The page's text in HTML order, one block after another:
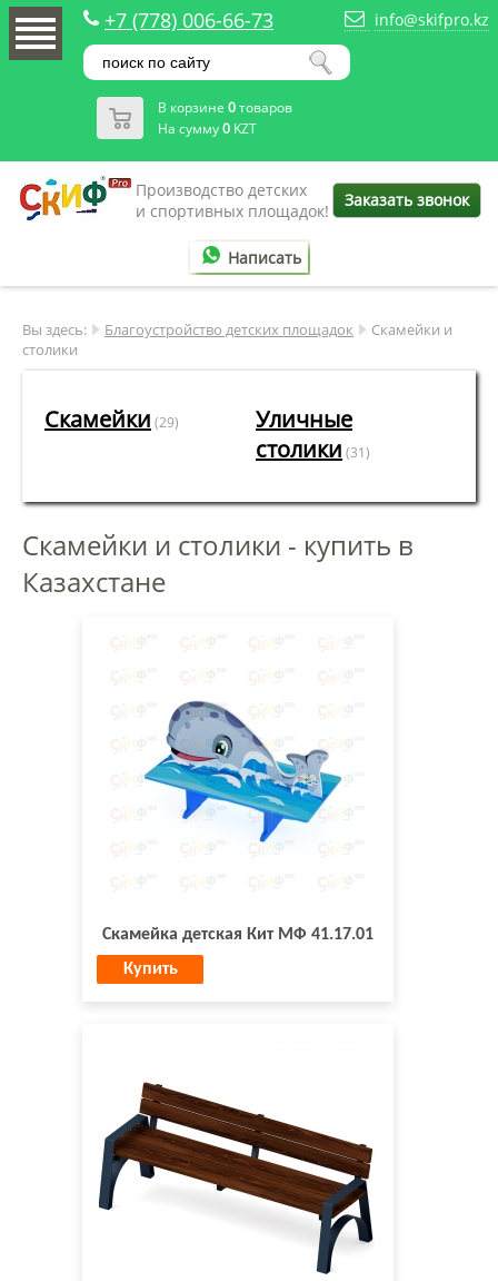
+7 (778) 006-66-73 info@skifpro.kz
В корзине 0товаров
На сумму0 KZT
Производство детских
и спортивных площадок!
Заказать звонок
Написать
Вы здесь: Благоустройство детских площадок
Скамейки и
столики
Скамейки (29)
Уличные
столики (31)
Скамейки и столики - купить в
Казахстанe
Скамейка детская Кит МФ 41.17.01
Купить